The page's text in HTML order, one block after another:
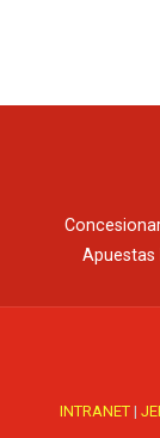
Apuestas
INTRANET |